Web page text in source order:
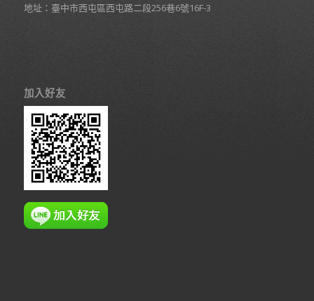
地址：臺中市西屯區西屯路二段256巷6號16F-3
加入好友